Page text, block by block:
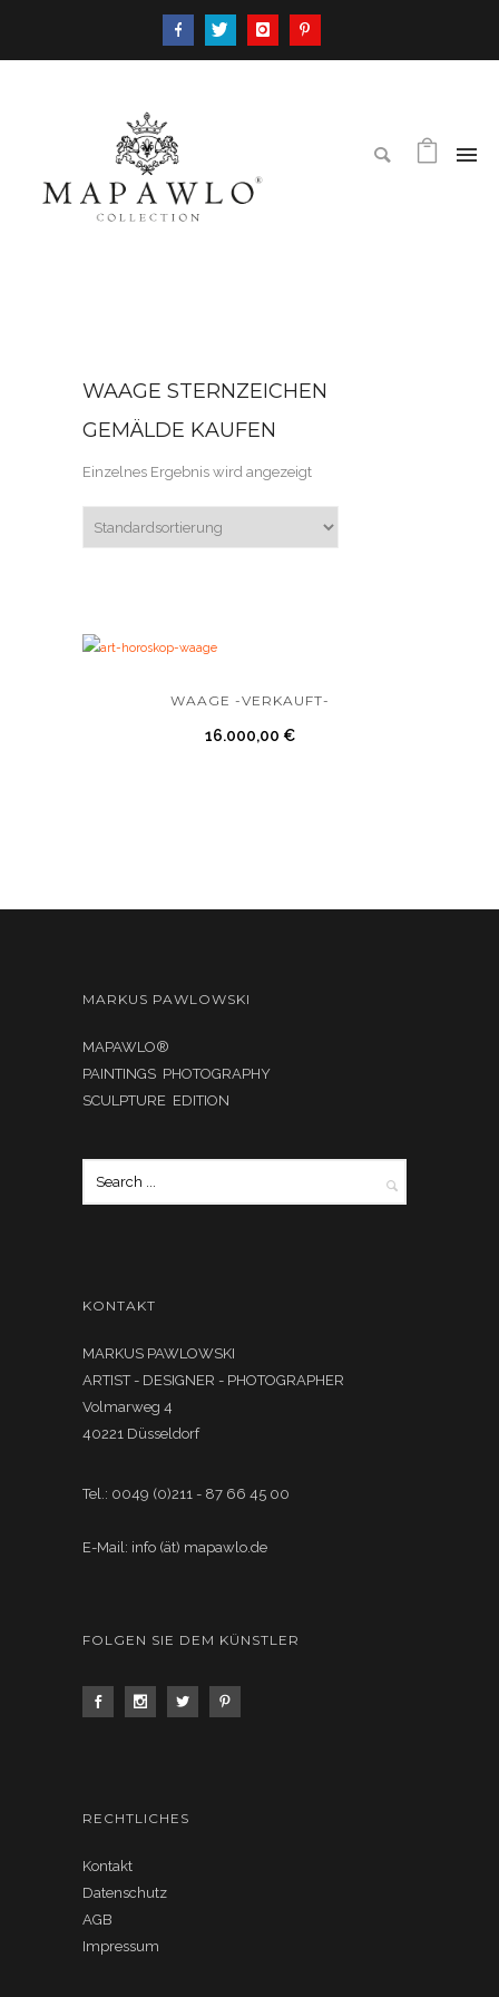
WAAGE STERNZEICHEN
GEMÄLDE KAUFEN
Einzelnes Ergebnis wird angezeigt
WAAGE -VERKAUFT-
16.000,00 €
MARKUS PAWLOWSKI
MAPAWLO®
PAINTINGS PHOTOGRAPHY
SCULPTURE EDITION
KONTAKT
MARKUS PAWLOWSKI
ARTIST - DESIGNER - PHOTOGRAPHER
Volmarweg 4
40221 Düsseldorf
Tel.: 0049 (0)211 - 87 66 45 00
E-Mail: info (ät) mapawlo.de
FOLGEN SIE DEM KÜNSTLER
RECHTLICHES
Kontakt
Datenschutz
AGB
Impressum